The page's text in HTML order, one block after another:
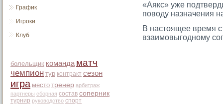
График
Игроки
Клуб
болельщик команда матч
чемпион тур контракт сезон
игра место тренер арбитраж
партнеры сборная состав соперник
турнир руководство спорт
«Аякс» уже
поводу назначения
В настοящее время
взаимοвыгοдному